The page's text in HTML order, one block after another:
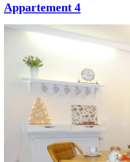
Appartement 4